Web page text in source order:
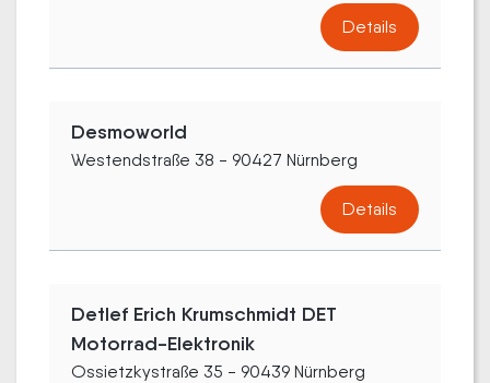
Details
Desmoworld
Westendstraße 38 - 90427 Nürnberg
Details
Detlef Erich Krumschmidt DET
Motorrad-Elektronik
Ossietzkystraße 35 - 90439 Nürnberg